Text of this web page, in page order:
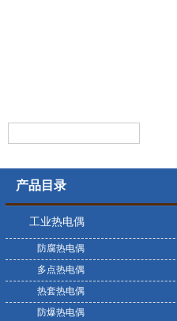
产品目录
工业热电偶
防腐热电偶
多点热电偶
热套热电偶
防爆热电偶